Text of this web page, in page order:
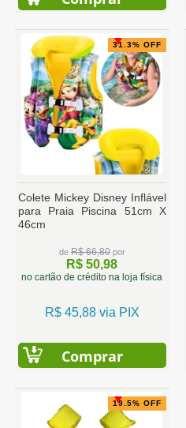
31.3% OFF
Colete Mickey Disney Inflável
para Praia Piscina 51cm X
46cm
de R$ 66,80por
R$ 50,98
no cartão de crédito na loja física
R$ 45,88 via PIX
Comprar
19.5% OFF